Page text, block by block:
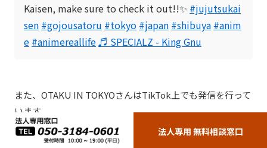
Kaisen, make sure to check it out!!✨ #jujutsukai
sen #gojousatoru #tokyo #japan #shibuya #anim
e #animereallife♬ SPECIALZ - King Gnu
また、OTAKU IN TOKYOさんはTikTok上でも発信を行って
います。
法人専用 無料相談窓口